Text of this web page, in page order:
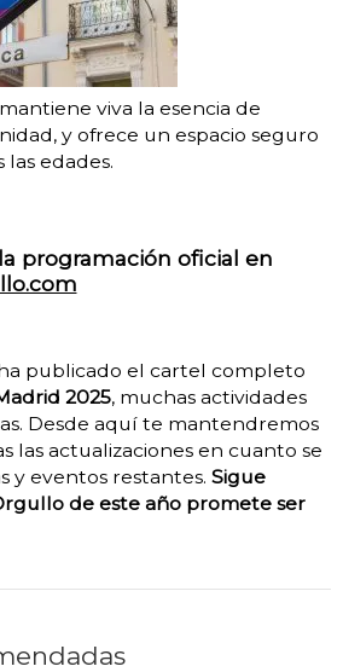
viva la esencia de
y ofrece un espacio seguro
las edades.
programación oficial en
publicado el cartel completo
2025, muchas actividades
Desde aquí te mantendremos
las actualizaciones en cuanto se
y eventos restantes. Sigue
de este año promete ser